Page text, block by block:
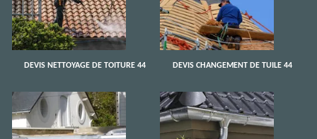
DEVIS NETTOYAGE DE TOITURE 44 DEVIS CHANGEMENT DE TUILE 44